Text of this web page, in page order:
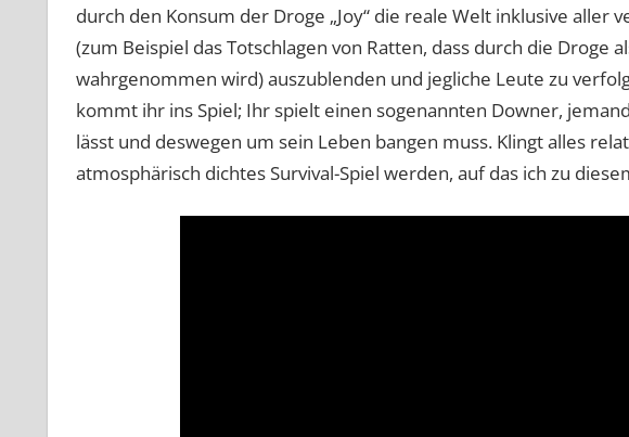
durch den Konsum der Droge „Joy“ die reale Welt inklusive
(zum Beispiel das Totschlagen von Ratten, dass durch die Droge
wahrgenommen wird) auszublenden und jegliche Leute zu
kommt ihr ins Spiel; Ihr spielt einen sogenannten Downer,
lässt und deswegen um sein Leben bangen muss. Klingt alles
atmosphärisch dichtes Survival-Spiel werden, auf das ich zu